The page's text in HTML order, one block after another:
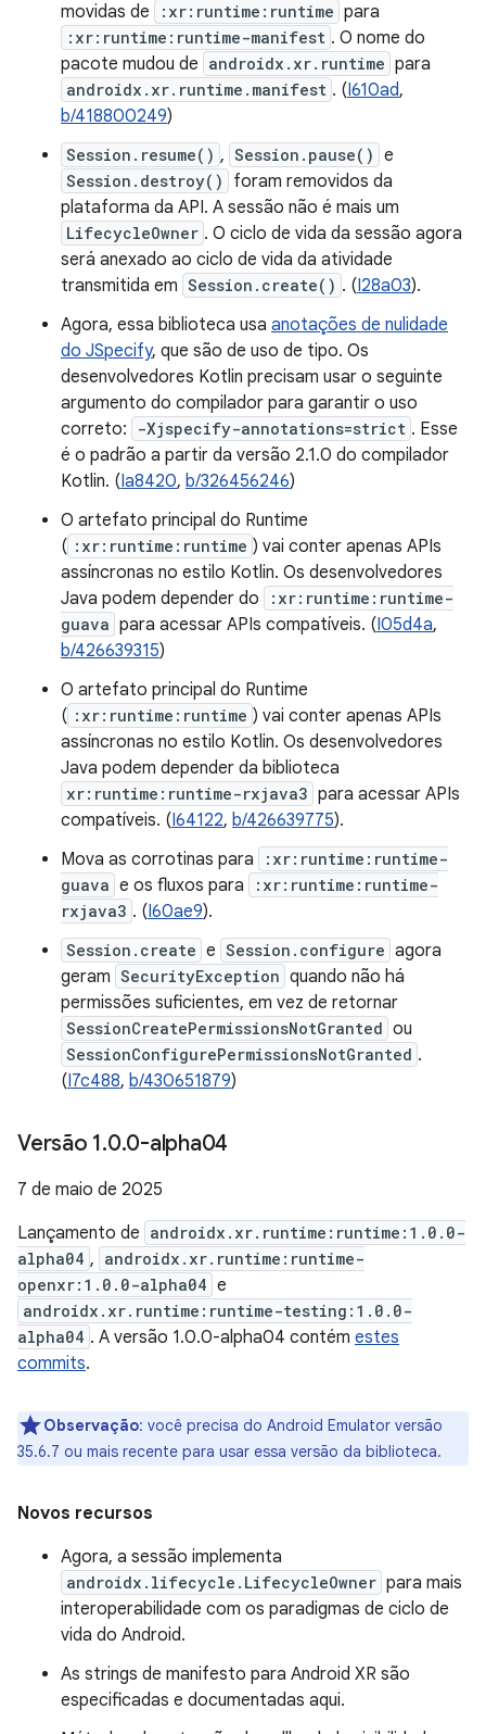
movidas de
:xr:runtime:runtime para
:xr:runtime:runtime-manifest . O nome do
pacote mudou de androidx.xr.runtime para
androidx.xr.runtime.manifest . (I610ad,
b/418800249)
Session.resume() , Session.pause() e
Session.destroy()
foram removidos da
plataforma da API. A sessão não é mais um
LifecycleOwner . O ciclo de vida da sessão agora
será anexado ao ciclo de vida da atividade
transmitida em Session.create() . (I28a03).
Agora, essa biblioteca usa anotações de nulidade
do JSpecify, que são de uso de tipo. Os
desenvolvedores Kotlin precisam usar o seguinte
argumento do compilador para garantir o uso
correto:
-Xjspecify-annotations=strict . Esse
é o padrão a partir da versão 2.1.0 do compilador
Kotlin. (Ia8420, b/326456246)
O artefato principal do Runtime
( :xr:runtime:runtime ) vai conter apenas APIs
assíncronas no estilo Kotlin. Os desenvolvedores
Java podem depender do
:xr:runtime:runtime-
guava para acessar APIs compatíveis. (I05d4a,
b/426639315)
O artefato principal do Runtime
( :xr:runtime:runtime ) vai conter apenas APIs
assíncronas no estilo Kotlin. Os desenvolvedores
Java podem depender da biblioteca
xr:runtime:runtime-rxjava3 para acessar APIs
compatíveis. (I64122, b/426639775).
Mova as corrotinas para
:xr:runtime:runtime-
guava e os fluxos para
:xr:runtime:runtime-
rxjava3 . (I60ae9).
Session.create e Session.configure agora
geram SecurityException quando não há
permissões suficientes, em vez de retornar
SessionCreatePermissionsNotGranted ou
SessionConfigurePermissionsNotGranted .
(I7c488, b/430651879)
Versão 1.0.0-alpha04
7 de maio de 2025
Lançamento de androidx.xr.runtime:runtime:1.0.0-
alpha04 , androidx.xr.runtime:runtime-
openxr:1.0.0-alpha04 e
androidx.xr.runtime:runtime-testing:1.0.0-
alpha04 . A versão 1.0.0-alpha04 contém estes
commits.
Observação: você precisa do Android Emulator versão
35.6.7 ou mais recente para usar essa versão da biblioteca.
Novos recursos
Agora, a sessão implementa
androidx.lifecycle.LifecycleOwner para mais
interoperabilidade com os paradigmas de ciclo de
vida do Android.
As strings de manifesto para Android XR são
especificadas e documentadas aqui.